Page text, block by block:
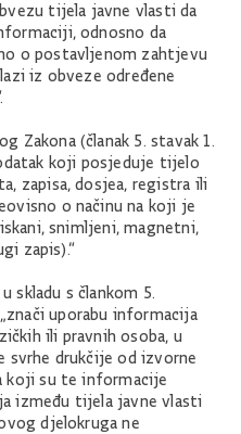
tijela javne vlasti da
odnosno da
o postavljenom zahtjevu
iz obveze određene
Zakona (članak 5. stavak 1.
koji posjeduje tijelo
zapisa, dosjea, registra ili
o načinu na koji je
snimljeni, magnetni,
zapis).“
skladu s člankom 5.
uporabu informacija
ili pravnih osoba, u
svrhe drukčije od izvorne
koji su te informacije
između tijela javne vlasti
djelokruga ne